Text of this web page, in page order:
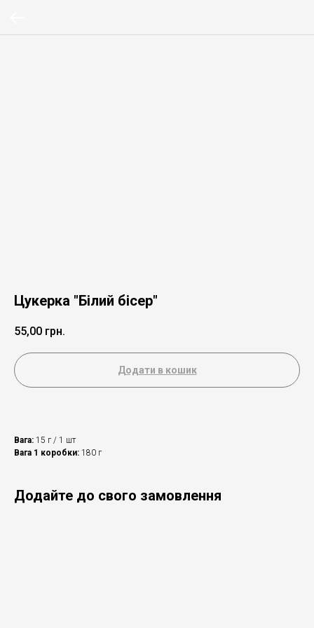
Цукерка "Білий бісер"
55,00 грн.
Додати в кошик
Вага: 15 г / 1 шт
Вага 1 коробки: 180 г
Додайте до свого замовлення